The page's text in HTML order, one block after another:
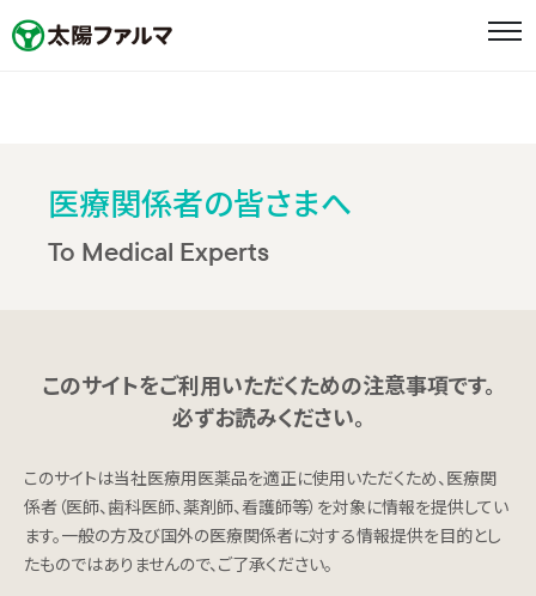
ニュース
メッセージ
企業情報
太陽ファルマの取り組み
太陽HDグループ企業として
採用メッセージ
医療関係者の皆さまへ
To Medical Experts
このサイトをご利用いただくための注意事項です。
必ずお読みください。
このサイトは当社医療用医薬品を適正に使用いただくため、医療関
係者（医師、歯科医師、薬剤師、看護師等）を対象に情報を提供してい
ます。一般の方及び国外の医療関係者に対する情報提供を目的とし
たものではありませんので、ご了承ください。